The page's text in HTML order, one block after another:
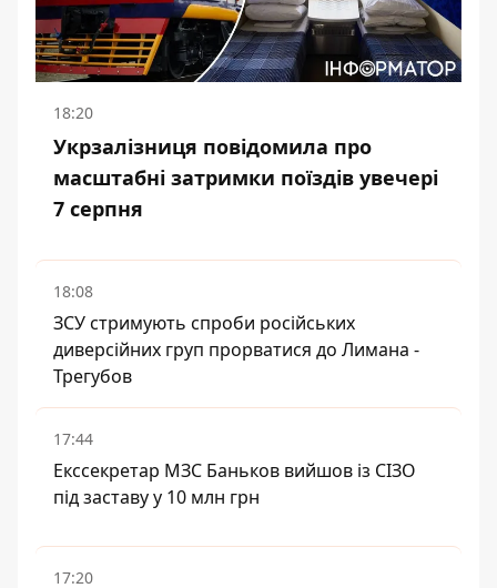
18:20
Укрзалізниця повідомила про
масштабні затримки поїздів увечері
7 серпня
18:08
ЗСУ стримують спроби російських
диверсійних груп прорватися до Лимана -
Трегубов
17:44
Екссекретар МЗС Баньков вийшов із СІЗО
під заставу у 10 млн грн
17:20